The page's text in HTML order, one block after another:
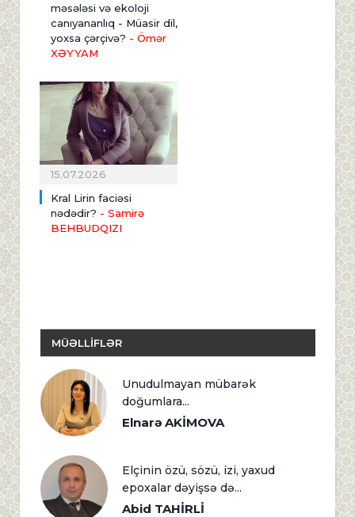
məsələsi və ekoloji
canıyananlıq - Müasir dil,
yoxsa çərçivə? - Ömər
XƏYYAM
15.07.2026
Kral Lirin faciəsi
nədədir? - Samirə
BEHBUDQIZI
MÜƏLLİFLƏR
Unudulmayan mübarək
doğumlara...
Elnarə AKİMOVA
Elçinin özü, sözü, izi, yaxud
epoxalar dəyişsə də...
Abid TAHİRLİ